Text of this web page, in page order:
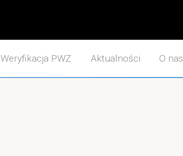
Weryfikacja PWZ Aktualności O nas